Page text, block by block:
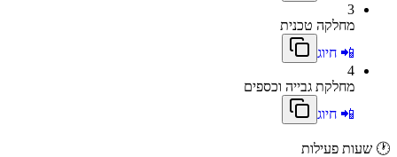
3
מחלקה טכנית
📲 חיוג
4
מחלקת גבייה וכספים
📲 חיוג
🕐 שעות פעילות